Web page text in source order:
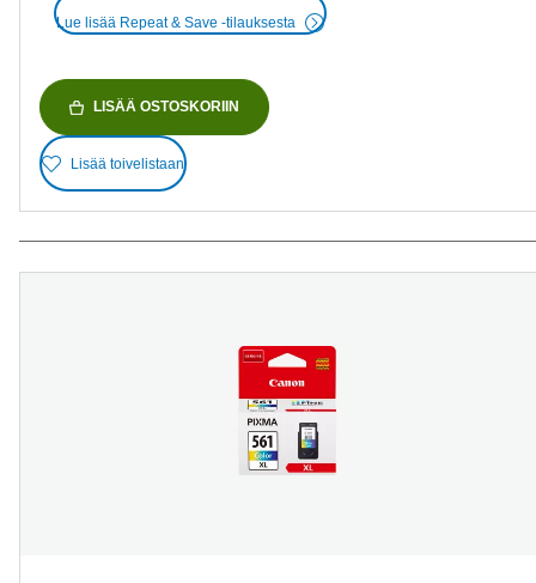
Lue lisää Repeat & Save -tilauksesta
LISÄÄ OSTOSKORIIN
Lisää toivelistaan